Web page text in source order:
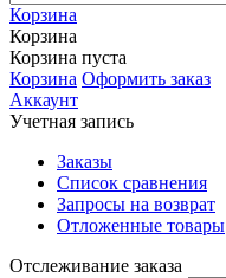
Корзина
Корзина
Корзина пуста
Корзина Оформить заказ
Аккаунт
Учетная запись
Заказы
Список сравнения
Запросы на возврат
Отложенные товары
Отслеживание заказа